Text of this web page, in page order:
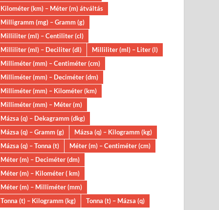
Kilométer (km) – Méter (m) átváltás
Milligramm (mg) – Gramm (g)
Milliliter (ml) – Centiliter (cl)
Milliliter (ml) – Deciliter (dl)
Milliliter (ml) – Liter (l)
Milliméter (mm) – Centiméter (cm)
Milliméter (mm) – Deciméter (dm)
Milliméter (mm) – Kilométer (km)
Milliméter (mm) – Méter (m)
Mázsa (q) – Dekagramm (dkg)
Mázsa (q) – Gramm (g)
Mázsa (q) – Kilogramm (kg)
Mázsa (q) – Tonna (t)
Méter (m) – Centiméter (cm)
Méter (m) – Deciméter (dm)
Méter (m) – Kilométer ( km)
Méter (m) – Milliméter (mm)
Tonna (t) – Kilogramm (kg)
Tonna (t) – Mázsa (q)